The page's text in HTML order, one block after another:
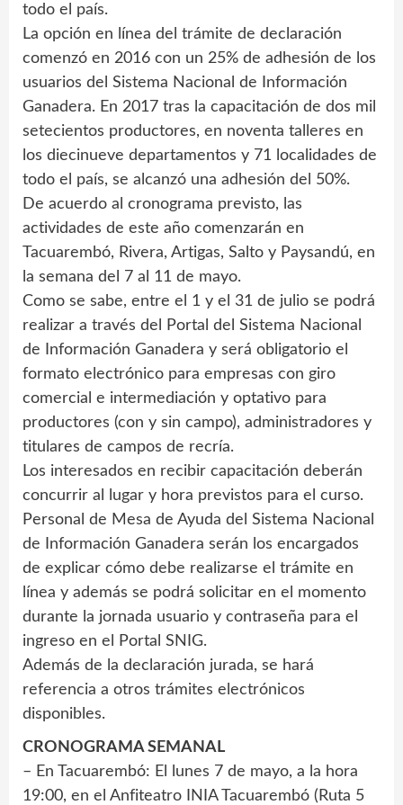
todo el país.
La opción en línea del trámite de declaración
comenzó en 2016 con un 25% de adhesión de los
usuarios del Sistema Nacional de Información
Ganadera. En 2017 tras la capacitación de dos mil
setecientos productores, en noventa talleres en
los diecinueve departamentos y 71 localidades de
todo el país, se alcanzó una adhesión del 50%.
De acuerdo al cronograma previsto, las
actividades de este año comenzarán en
Tacuarembó, Rivera, Artigas, Salto y Paysandú, en
la semana del 7 al 11 de mayo.
Como se sabe, entre el 1 y el 31 de julio se podrá
realizar a través del Portal del Sistema Nacional
de Información Ganadera y será obligatorio el
formato electrónico para empresas con giro
comercial e intermediación y optativo para
productores (con y sin campo), administradores y
titulares de campos de recría.
Los interesados en recibir capacitación deberán
concurrir al lugar y hora previstos para el curso.
Personal de Mesa de Ayuda del Sistema Nacional
de Información Ganadera serán los encargados
de explicar cómo debe realizarse el trámite en
línea y además se podrá solicitar en el momento
durante la jornada usuario y contraseña para el
ingreso en el Portal SNIG.
Además de la declaración jurada, se hará
referencia a otros trámites electrónicos
disponibles.
CRONOGRAMA SEMANAL
– En Tacuarembó: El lunes 7 de mayo, a la hora
19:00, en el Anfiteatro INIA Tacuarembó (Ruta 5